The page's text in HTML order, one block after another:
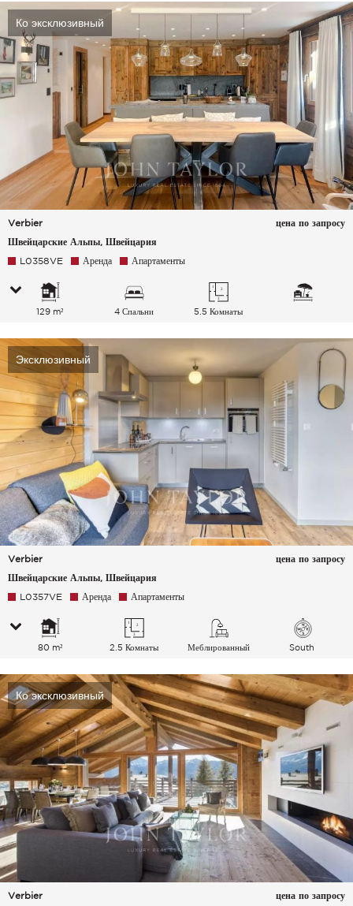
Ко эксклюзивный
Verbier
Швейцарские Альпы, Швейцария
цена по запросу
L0358VE Аренда Апартаменты
129 m² 4 Спальни 5.5 Комнаты
Эксклюзивный
Verbier
Швейцарские Альпы, Швейцария
цена по запросу
L0357VE Аренда Апартаменты
80 m² 2.5 Комнаты Меблированный South
Ко эксклюзивный
Verbier цена по запросу